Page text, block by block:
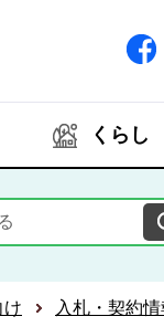
くらし
け 入札・契約